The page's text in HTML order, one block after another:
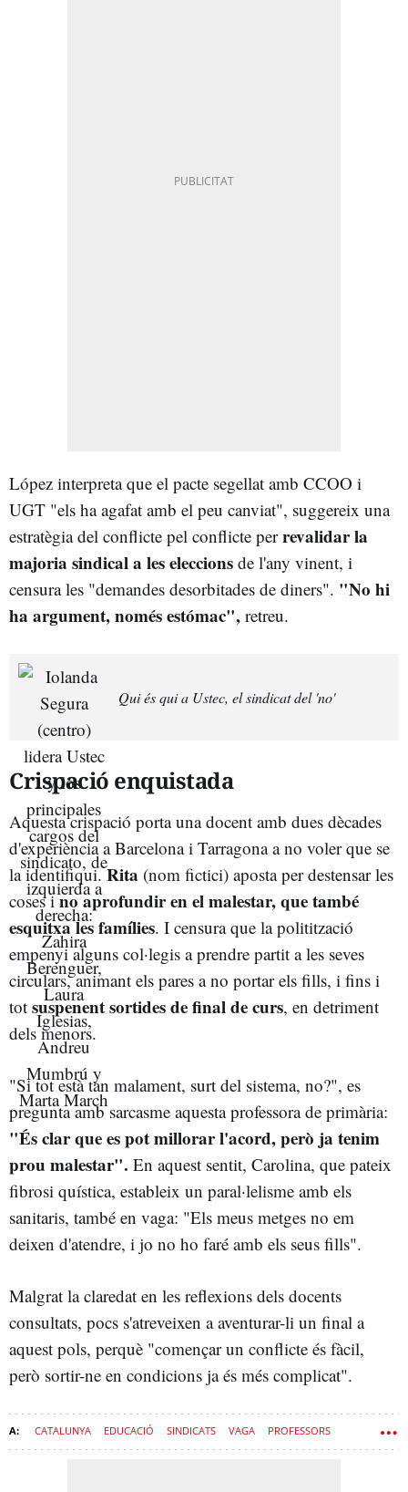
López interpreta que el pacte segellat amb CCOO i
UGT "els ha agafat amb el peu canviat", suggereix una
estratègia del conflicte pel conflicte perrevalidar la
majoria sindical a les eleccions de l'any vinent, i
censura les "demandes desorbitades de diners". "No hi
ha argument, només estómac", retreu.
Qui és qui a Ustec, el sindicat del 'no'
Crispació enquistada
Aquesta crispació porta una docent amb dues dècades
d'experiència a Barcelona i Tarragona a no voler que se
la identifiqui.Rita (nom fictici) aposta per destensar les
coses ino aprofundir en el malestar, que també
esquitxa les famílies. I censura que la politització
empenyi alguns col·legis a prendre partit a les seves
circulars, animant els pares a no portar els fills, i fins i
tot suspenent sortides de final de curs, en detriment
dels menors.
"Si tot està tan malament, surt del sistema, no?", es
pregunta amb sarcasme aquesta professora de primària:
"És clar que es pot millorar l'acord, però ja tenim
prou malestar". En aquest sentit, Carolina, que pateix
fibrosi quística, estableix un paral·lelisme amb els
sanitaris, també en vaga: "Els meus metges no em
deixen d'atendre, i jo no ho faré amb els seus fills".
Malgrat la claredat en les reflexions dels docents
consultats, pocs s'atreveixen a aventurar-li un final a
aquest pols, perquè "començar un conflicte és fàcil,
però sortir-ne en condicions ja és més complicat".
CATALUNYA EDUCACIÓ SINDICATS VAGA PROFESSORS